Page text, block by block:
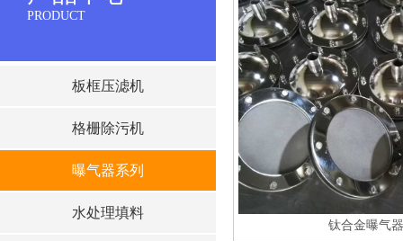
PRODUCT
板框压滤机
格栅除污机
曝气器系列
水处理填料
钛合金曝气器